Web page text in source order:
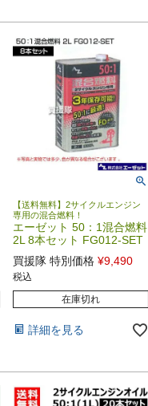
【送料無料】2サイクルエンジン
専用の混合燃料！
エーゼット 50：1混合燃料
2L 8本セット FG012-SET
買援隊 特別価格 ¥9,490
税込
在庫切れ
詳細を見る